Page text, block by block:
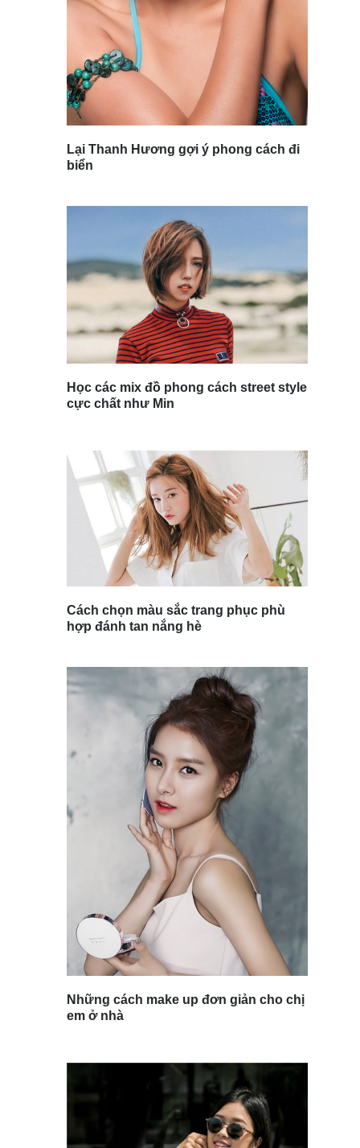
Lại Thanh Hương gợi ý phong cách đi
biển
Học các mix đồ phong cách street style
cực chất như Min
Cách chọn màu sắc trang phục phù
hợp đánh tan nắng hè
Những cách make up đơn giản cho chị
em ở nhà